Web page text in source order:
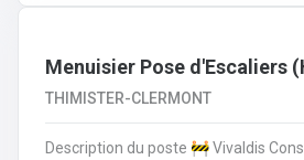
Menuisier Pose d'Escaliers
THIMISTER-CLERMONT
Description du poste 🚧 Vivaldis Construct recherche un